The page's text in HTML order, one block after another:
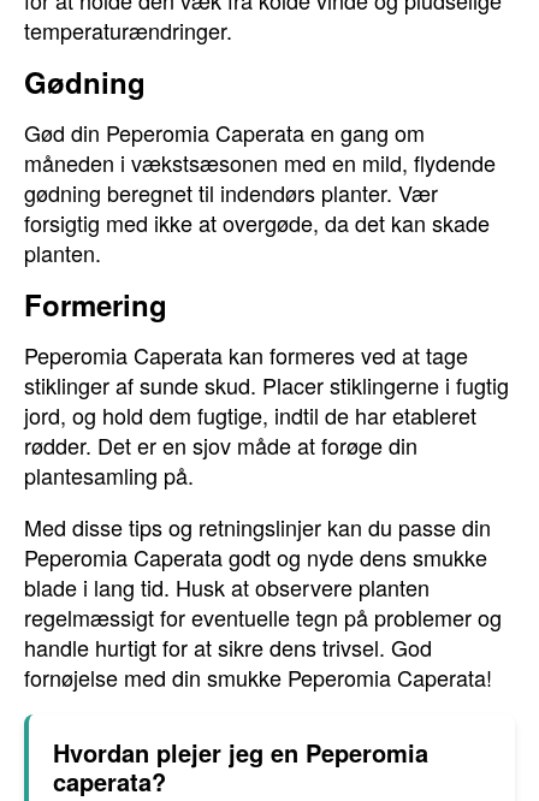
temperaturændringer.
Gødning
Gød din Peperomia Caperata en gang om
måneden i vækstsæsonen med en mild, flydende
gødning beregnet til indendørs planter. Vær
forsigtig med ikke at overgøde, da det kan skade
planten.
Formering
Peperomia Caperata kan formeres ved at tage
stiklinger af sunde skud. Placer stiklingerne i fugtig
jord, og hold dem fugtige, indtil de har etableret
rødder. Det er en sjov måde at forøge din
plantesamling på.
Med disse tips og retningslinjer kan du passe din
Peperomia Caperata godt og nyde dens smukke
blade i lang tid. Husk at observere planten
regelmæssigt for eventuelle tegn på problemer og
handle hurtigt for at sikre dens trivsel. God
fornøjelse med din smukke Peperomia Caperata!
Hvordan plejer jeg en Peperomia
caperata?